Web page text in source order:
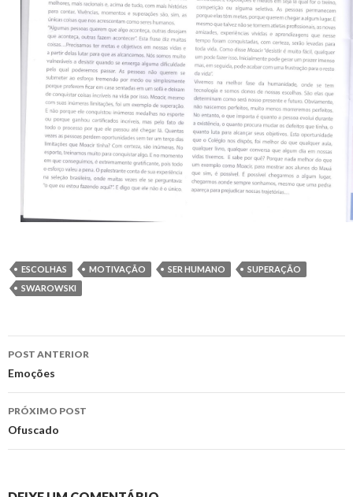
ESCOLHAS MOTIVAÇÃO SER HUMANO
SUPERAÇÃO
SWAROWSKI
Navegação
de
posts
POST ANTERIOR
Emoções
PRÓXIMO POST
Ofuscado